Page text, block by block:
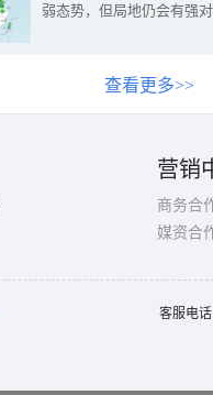
弱态势，但局地仍会有强
查看更多>>
营销
商务合
媒资合
客服电